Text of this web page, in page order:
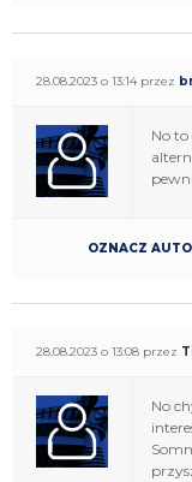
28.08.2023 o 13:14 przez
No
OZNACZ
28.08.2023 o 13:08 przez
No